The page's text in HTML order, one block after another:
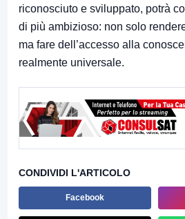
riconosciuto e sviluppato, potrà
di più ambizioso: non solo
ma fare dell’accesso alla
realmente universale.
CONDIVIDI L'ARTICOLO
Facebook